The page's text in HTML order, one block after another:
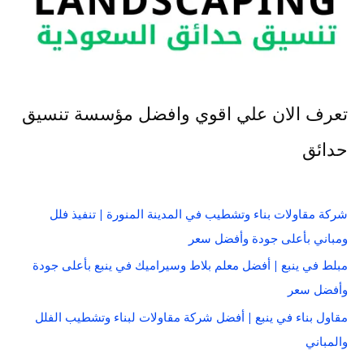
تعرف الان علي اقوي وافضل مؤسسة تنسيق
حدائق
شركة مقاولات بناء وتشطيب في المدينة المنورة | تنفيذ فلل
ومباني بأعلى جودة وأفضل سعر
مبلط في ينبع | أفضل معلم بلاط وسيراميك في ينبع بأعلى جودة
وأفضل سعر
مقاول بناء في ينبع | أفضل شركة مقاولات لبناء وتشطيب الفلل
والمباني